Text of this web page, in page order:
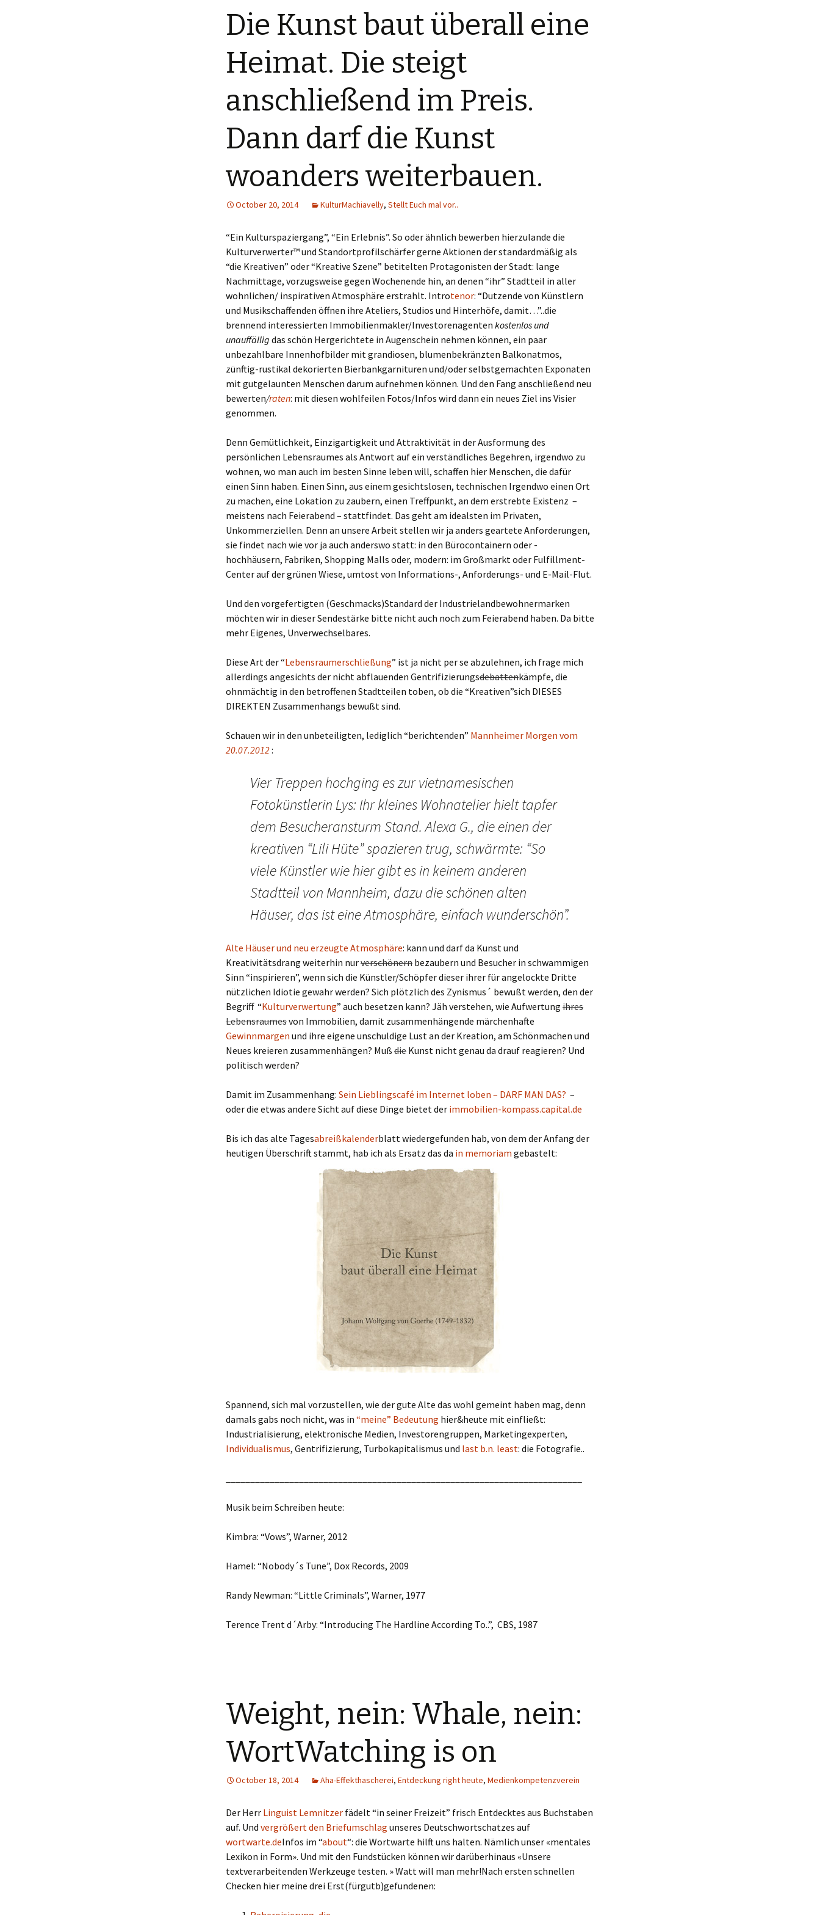
Die Kunst baut überall eine
Heimat. Die steigt
anschließend im Preis.
Dann darf die Kunst
woanders weiterbauen.
October 20, 2014 KulturMachiavelly, Stellt Euch mal vor..
“Ein Kulturspaziergang”, “Ein Erlebnis”. So oder ähnlich bewerben hierzulande die
Kulturverwerter™ und Standortprofilschärfer gerne Aktionen der standardmäßig als
“die Kreativen” oder “Kreative Szene” betitelten Protagonisten der Stadt: lange
Nachmittage, vorzugsweise gegen Wochenende hin, an denen “ihr” Stadtteil in aller
wohnlichen/ inspirativen Atmosphäre erstrahlt. Introtenor: “Dutzende von Künstlern
und Musikschaffenden öffnen ihre Ateliers, Studios und Hinterhöfe, damit…”..die
brennend interessierten Immobilienmakler/Investorenagenten kostenlos und
unauffällig das schön Hergerichtete in Augenschein nehmen können, ein paar
unbezahlbare Innenhofbilder mit grandiosen, blumenbekränzten Balkonatmos,
zünftig-rustikal dekorierten Bierbankgarnituren und/oder selbstgemachten Exponaten
mit gutgelaunten Menschen darum aufnehmen können. Und den Fang anschließend neu
bewerten/raten: mit diesen wohlfeilen Fotos/Infos wird dann ein neues Ziel ins Visier
genommen.
Denn Gemütlichkeit, Einzigartigkeit und Attraktivität in der Ausformung des
persönlichen Lebensraumes als Antwort auf ein verständliches Begehren, irgendwo zu
wohnen, wo man auch im besten Sinne leben will, schaffen hier Menschen, die dafür
einen Sinn haben. Einen Sinn, aus einem gesichtslosen, technischen Irgendwo einen Ort
zu machen, eine Lokation zu zaubern, einen Treffpunkt, an dem erstrebte Existenz –
meistens nach Feierabend – stattfindet. Das geht am idealsten im Privaten,
Unkommerziellen. Denn an unsere Arbeit stellen wir ja anders geartete Anforderungen,
sie findet nach wie vor ja auch anderswo statt: in den Bürocontainern oder -
hochhäusern, Fabriken, Shopping Malls oder, modern: im Großmarkt oder Fulfillment-
Center auf der grünen Wiese, umtost von Informations-, Anforderungs- und E-Mail-Flut.
Und den vorgefertigten (Geschmacks)Standard der Industrielandbewohnermarken
möchten wir in dieser Sendestärke bitte nicht auch noch zum Feierabend haben. Da bitte
mehr Eigenes, Unverwechselbares.
Diese Art der “Lebensraumerschließung” ist ja nicht per se abzulehnen, ich frage mich
allerdings angesichts der nicht abflauenden Gentrifizierungsdebattenkämpfe, die
ohnmächtig in den betroffenen Stadtteilen toben, ob die “Kreativen”sich DIESES
DIREKTEN Zusammenhangs bewußt sind.
Schauen wir in den unbeteiligten, lediglich “berichtenden” Mannheimer Morgen vom
20.07.2012:
Vier Treppen hochging es zur vietnamesischen
Fotokünstlerin Lys: Ihr kleines Wohnatelier hielt tapfer
dem Besucheransturm Stand. Alexa G., die einen der
kreativen “Lili Hüte” spazieren trug, schwärmte: “So
viele Künstler wie hier gibt es in keinem anderen
Stadtteil von Mannheim, dazu die schönen alten
Häuser, das ist eine Atmosphäre, einfach wunderschön”.
Alte Häuser und neu erzeugte Atmosphäre: kann und darf da Kunst und
Kreativitätsdrang weiterhin nurverschönern bezaubern und Besucher in schwammigen
Sinn “inspirieren”, wenn sich die Künstler/Schöpfer dieser ihrer für angelockte Dritte
nützlichen Idiotie gewahr werden? Sich plötzlich des Zynismus´ bewußt werden, den der
Begriff “Kulturverwertung” auch besetzen kann? Jäh verstehen, wie Aufwertung ihres
Lebensraumesvon Immobilien, damit zusammenhängende märchenhafte
Gewinnmargen und ihre eigene unschuldige Lust an der Kreation, am Schönmachen und
Neues kreieren zusammenhängen? Muß die Kunst nicht genau da drauf reagieren? Und
politisch werden?
Damit im Zusammenhang: Sein Lieblingscafé im Internet loben – DARF MAN DAS? –
oder die etwas andere Sicht auf diese Dinge bietet der immobilien-kompass.capital.de
Bis ich das alte Tagesabreißkalenderblatt wiedergefunden hab, von dem der Anfang der
heutigen Überschrift stammt, hab ich als Ersatz das da in memoriam gebastelt:
Spannend, sich mal vorzustellen, wie der gute Alte das wohl gemeint haben mag, denn
damals gabs noch nicht, was in “meine” Bedeutung hier&heute mit einfließt:
Industrialisierung, elektronische Medien, Investorengruppen, Marketingexperten,
Individualismus, Gentrifizierung, Turbokapitalismus und last b.n. least: die Fotografie..
Musik beim Schreiben heute:
Kimbra: “Vows”, Warner, 2012
Hamel: “Nobody´s Tune”, Dox Records, 2009
Randy Newman: “Little Criminals”, Warner, 1977
Terence Trent d´Arby: “Introducing The Hardline According To..”, CBS, 1987
Weight, nein: Whale, nein:
WortWatching is on
October 18, 2014 Aha-Effekthascherei, Entdeckung right heute, Medienkompetenzverein
Der Herr Linguist Lemnitzer fädelt “in seiner Freizeit” frisch Entdecktes aus Buchstaben
auf. Und vergrößert den Briefumschlag unseres Deutschwortschatzes auf
wortwarte.deInfos im “about“: die Wortwarte hilft uns halten. Nämlich unser «mentales
Lexikon in Form». Und mit den Fundstücken können wir darüberhinaus «Unsere
textverarbeitenden Werkzeuge testen. » Watt will man mehr!Nach ersten schnellen
Checken hier meine drei Erst(fürgutb)gefundenen: